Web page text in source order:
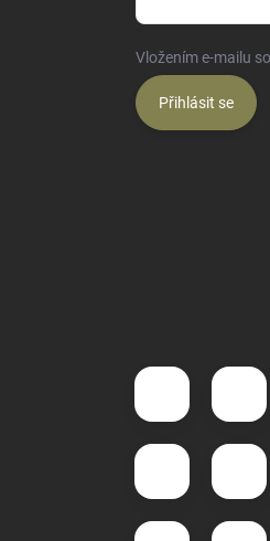
Vložením e-mailu
Přihlásit se